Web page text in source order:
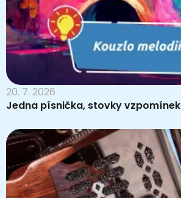
20. 7. 2026
Jedna písnička, stovky vzpomínek